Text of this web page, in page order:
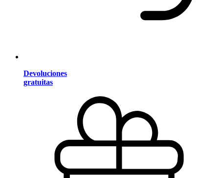
Devoluciones
gratuitas